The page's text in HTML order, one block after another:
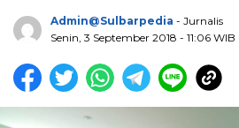
Admin@sulbarpedia - Jurnalis
Senin, 3 September 2018 - 11:06 WIB